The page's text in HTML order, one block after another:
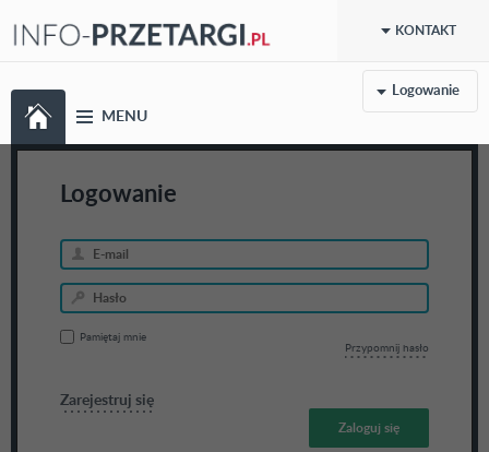
KONTAKT
MENU
Logowanie
Logowanie
Pamiętaj mnie
Przypomnij hasło
Zarejestruj się